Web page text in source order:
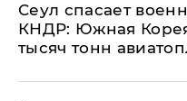
​Сеул спасает
КНДР: Южная
тысяч тонн